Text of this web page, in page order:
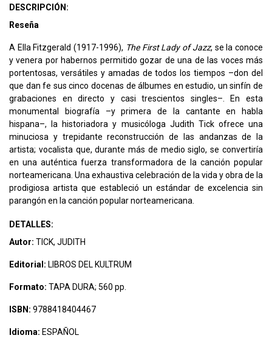
DESCRIPCIÓN:
Reseña
A Ella Fitzgerald (1917-1996), The First Lady of Jazz, se la conoce
y venera por habernos permitido gozar de una de las voces más
portentosas, versátiles y amadas de todos los tiempos –don del
que dan fe sus cinco docenas de álbumes en estudio, un sinfín de
grabaciones en directo y casi trescientos singles–. En esta
monumental biografía –y primera de la cantante en habla
hispana–, la historiadora y musicóloga Judith Tick ofrece una
minuciosa y trepidante reconstrucción de las andanzas de la
artista; vocalista que, durante más de medio siglo, se convertiría
en una auténtica fuerza transformadora de la canción popular
norteamericana. Una exhaustiva celebración de la vida y obra de la
prodigiosa artista que estableció un estándar de excelencia sin
parangón en la canción popular norteamericana.
DETALLES:
Autor: TICK, JUDITH
Editorial: LIBROS DEL KULTRUM
Formato: TAPA DURA; 560 pp.
ISBN: 9788418404467
Idioma: ESPAÑOL